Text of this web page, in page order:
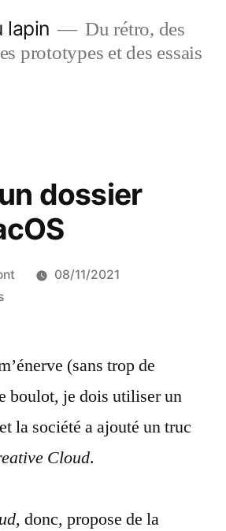
lapin
Du rétro, des
prototypes et des essais
dossier
08/11/2021
sur
dossier
macOS
(sans trop de
boulot, je dois utiliser un
la société a ajouté un truc
Cloud.
, donc, propose de la